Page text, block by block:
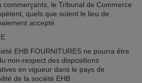
commerçants, le Tribunal de Commerce
quels que soient le lieu de
accepté.
EHB FOURNITURES ne pourra être
non-respect des dispositions
en vigueur dans le pays de
de la société EHB